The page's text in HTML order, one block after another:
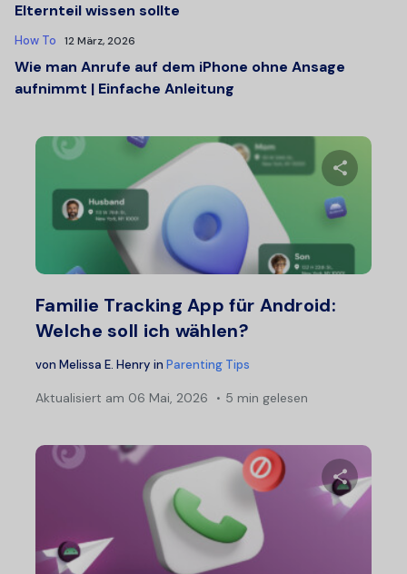
Elternteil wissen sollte
How To 12 März, 2026
Wie man Anrufe auf dem iPhone ohne Ansage
aufnimmt | Einfache Anleitung
Diesen
Familie Tracking App für Android:
Welche soll ich wählen?
von Melissa E. Henry in Parenting Tips
Aktualisiert am 06 Mai, 2026 5 min gelesen
Diesen